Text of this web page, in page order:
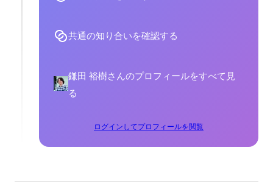
共通の知り合いを確認する
鎌田 裕樹さんのプロフィールをすべて見
る
ログインしてプロフィールを閲覧